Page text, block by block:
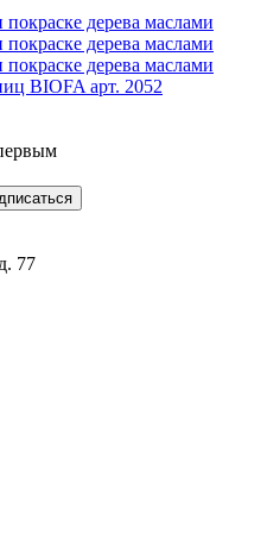
дерева маслами
дерева маслами
дерева маслами
BIOFA арт. 2052
77